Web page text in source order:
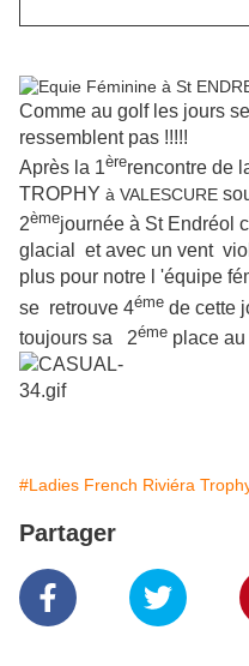
Comme au golf les jours
ressemblent pas !!!!!
Après la 1èrerencontre de
TROPHY à VALESCURE
2èmejournée à St Endréol
glacial et avec un vent
plus pour notre
l 'équipe
se retrouve 4éme de cette
toujours sa
2éme place au
#Ladies French Riviéra
Partager